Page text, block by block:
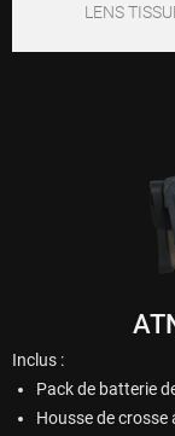
LENS
Inclus :
Pack de batterie
Housse de